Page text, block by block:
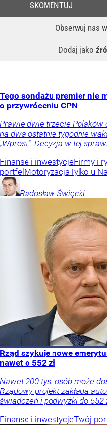
Obserwuj nas w
Dodaj jako
SKOMENTUJ
Tego sondażu premier nie
o przywróceniu CPN
Prawie dwie trzecie Polaków
na dwa ostatnie tygodnie
„Wprost”. Decyzja w tej
Finanse i inwestycjeFirmy i
portfel MotoryzacjaTylko u
Radosław Święcki
Rząd szykuje nowe
nawet o 552 zł
Nawet 200 tys. osób może
Rządowy projekt zakłada
świadczeń i podwyżki do 552
Finanse i inwestycjeTwój